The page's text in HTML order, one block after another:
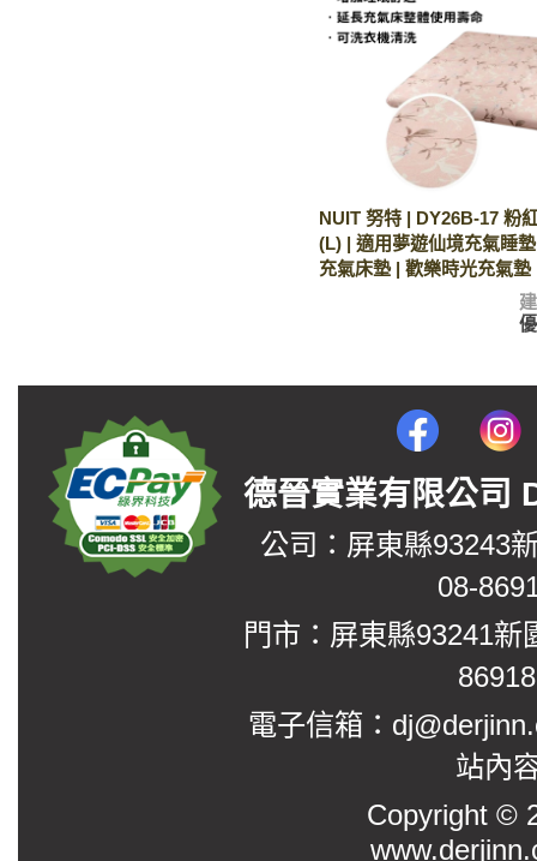
NUIT 努特 | DY26B-17 粉
(L) | 適用夢遊仙境充氣睡
充氣床墊 | 歡樂時光充氣墊
德晉實業有限公
公司：屏東縣93243
08-
門市：屏東縣93241
電子信箱：
站內
Copyright ©